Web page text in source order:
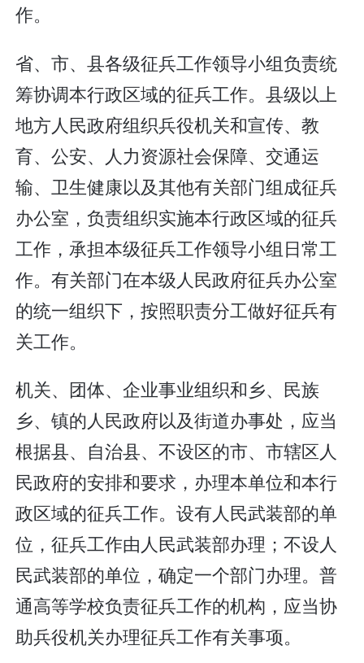
作。
省、市、县各级征兵工作领导小组负责统
筹协调本行政区域的征兵工作。县级以上
地方人民政府组织兵役机关和宣传、教
育、公安、人力资源社会保障、交通运
输、卫生健康以及其他有关部门组成征兵
办公室，负责组织实施本行政区域的征兵
工作，承担本级征兵工作领导小组日常工
作。有关部门在本级人民政府征兵办公室
的统一组织下，按照职责分工做好征兵有
关工作。
机关、团体、企业事业组织和乡、民族
乡、镇的人民政府以及街道办事处，应当
根据县、自治县、不设区的市、市辖区人
民政府的安排和要求，办理本单位和本行
政区域的征兵工作。设有人民武装部的单
位，征兵工作由人民武装部办理；不设人
民武装部的单位，确定一个部门办理。普
通高等学校负责征兵工作的机构，应当协
助兵役机关办理征兵工作有关事项。